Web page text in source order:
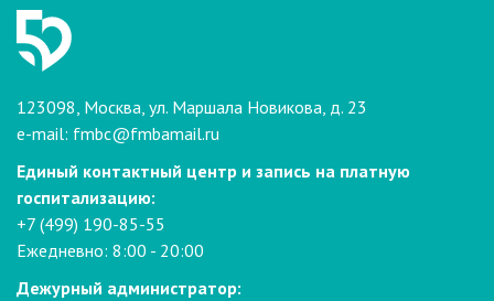
123098, Москва, ул. Маршала Новикова, д. 23
e-mail: fmbc@fmbamail.ru
Единый контактный центр и запись на платную
госпитализацию:
+7 (499) 190-85-55
Ежедневно: 8:00 - 20:00
Дежурный администратор: